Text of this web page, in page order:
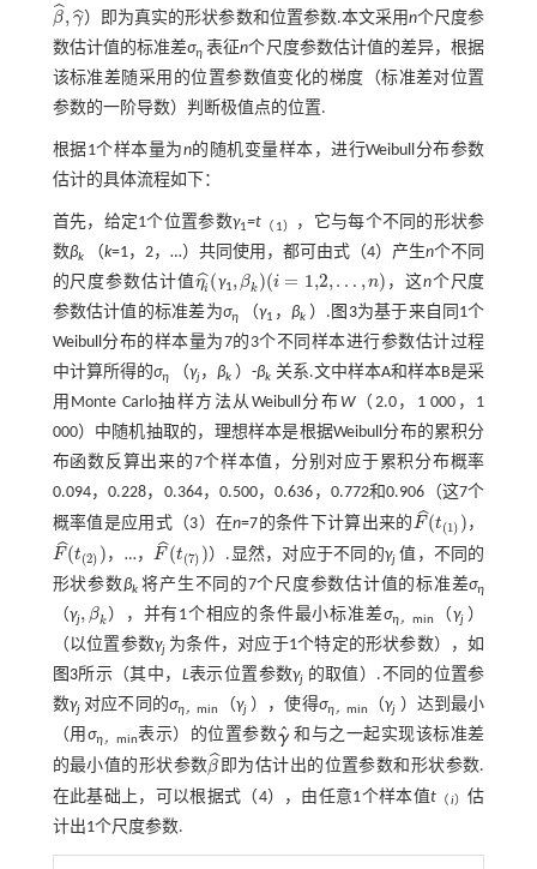
β
ˆ, γ
ˆ
β^,γ^）即为真实的形状参数和位置参数.本文采用n个尺度参
数估计值的标准差ση 表征n个尺度参数估计值的差异，根据
该标准差随采用的位置参数值变化的梯度（标准差对位置
参数的一阶导数）判断极值点的位置.
根据1个样本量为n的随机变量样本，进行Weibull分布参数
估计的具体流程如下：
首先，给定1个位置参数γ1=t （1）
，它与每个不同的形状参
数βk（k=1，2，…）共同使用，都可由式（4）产生n个不同
的尺度参数估计值ηi
ˆ(
ηi ^(γ1, βk )
,βk) (i = 1,2,… ,n)
(i= 1,2 ,…,n ) ，这n个尺度
参数估计值的标准差为ση（γ1 ， βk）. 图3为基于来自同1个
Weibull分布的样本量为7的3个不同样本进行参数估计过程
中计算所得的ση （γj，βk ）-βk 关系.文中样本A和样本B是采
用Monte Carlo抽样方法从Weibull分布 W（2.0，1 000，1
000）中随机抽取的，理想样本是根据Weibull分布的累积分
布函数反算出来的7个样本值，分别对应于累积分布概率
0.094，0.228，0.364，0.500，0.636，0.772和0.906（这7个
概率值是应用 式（3） 在n=7的条件下计算出来的Fˆ(t(1) )
F^ (t(1)) ，
Fˆ(t(2) )
F^ (t(2)) ，…，Fˆ(t(7) )
F^ (t(7)) ）.显然，对应于不同的γj 值，不同的
形状参数βk将产生不同的7个尺度参数估计值的标准差ση
（γj, βk
, βk ），并有1个相应的条件最小标准差ση，min （γj）
（以位置参数γj 为条件，对应于1个特定的形状参数），如
图3所示（其中， L表示位置参数γj 的取值）.不同的位置参
数γj对应不同的ση，min （γj），使得ση，min （γj ）达到最小
（用 ση， min表示）的位置参数
和与之一起实现该标准差
的最小值的形状参数β
ˆ
β^即为估计出的位置参数和形状参数.
在此基础上，可以根据式（4） ，由任意1个样本值t （i）估
计出1个尺度参数.